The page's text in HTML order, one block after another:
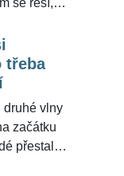
jak jsou
ve které
ruku.
třeba
druhé vlny
začátku
přestali